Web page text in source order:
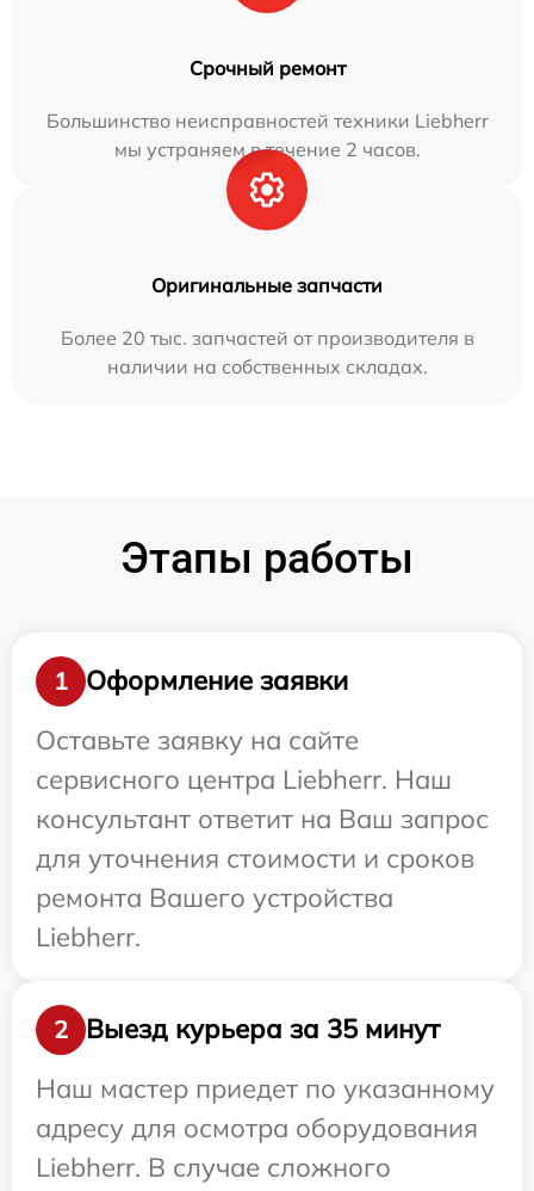
Срочный ремонт
Большинство неисправностей техники Liebherr
мы устраняем в течение 2 часов.
Оригинальные запчасти
Более 20 тыс. запчастей от производителя в
наличии на собственных складах.
Этапы работы
1
Оформление заявки
Оставьте заявку на сайте
сервисного центра Liebherr. Наш
консультант ответит на Ваш запрос
для уточнения стоимости и сроков
ремонта Вашего устройства
Liebherr.
2
Выезд курьера за 35 минут
Наш мастер приедет по указанному
адресу для осмотра оборудования
Liebherr. В случае сложного